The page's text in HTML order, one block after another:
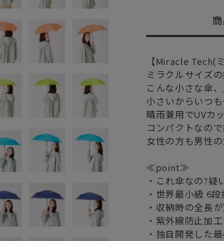
【Miracle Tech(
ミラクルサイズ
こんな小さな傘
小さいからいつ
晴雨兼用でUVカ
コンパクトなの
女性の方も男性
≪point≫
・これ傘なの?疑
・世界最小級 6
・収納時の全長
・紫外線防止加
・独自開発した